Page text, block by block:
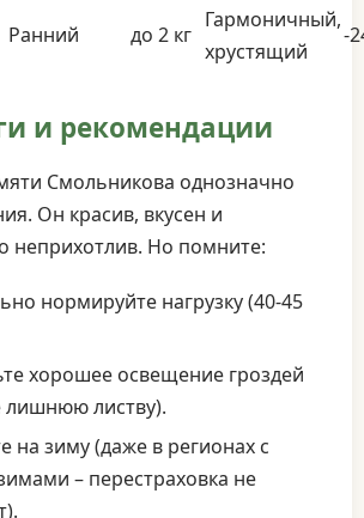
Ранний до 2 кг
Гармоничный,
хрустящий
-
и рекомендации
Смольникова однозначно
Он красив, вкусен и
неприхотлив. Но помните:
нормируйте нагрузку (40-45
хорошее освещение гроздей
лишнюю листву).
на зиму (даже в регионах с
– перестраховка не